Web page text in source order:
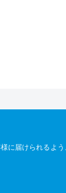
に届けられるよう